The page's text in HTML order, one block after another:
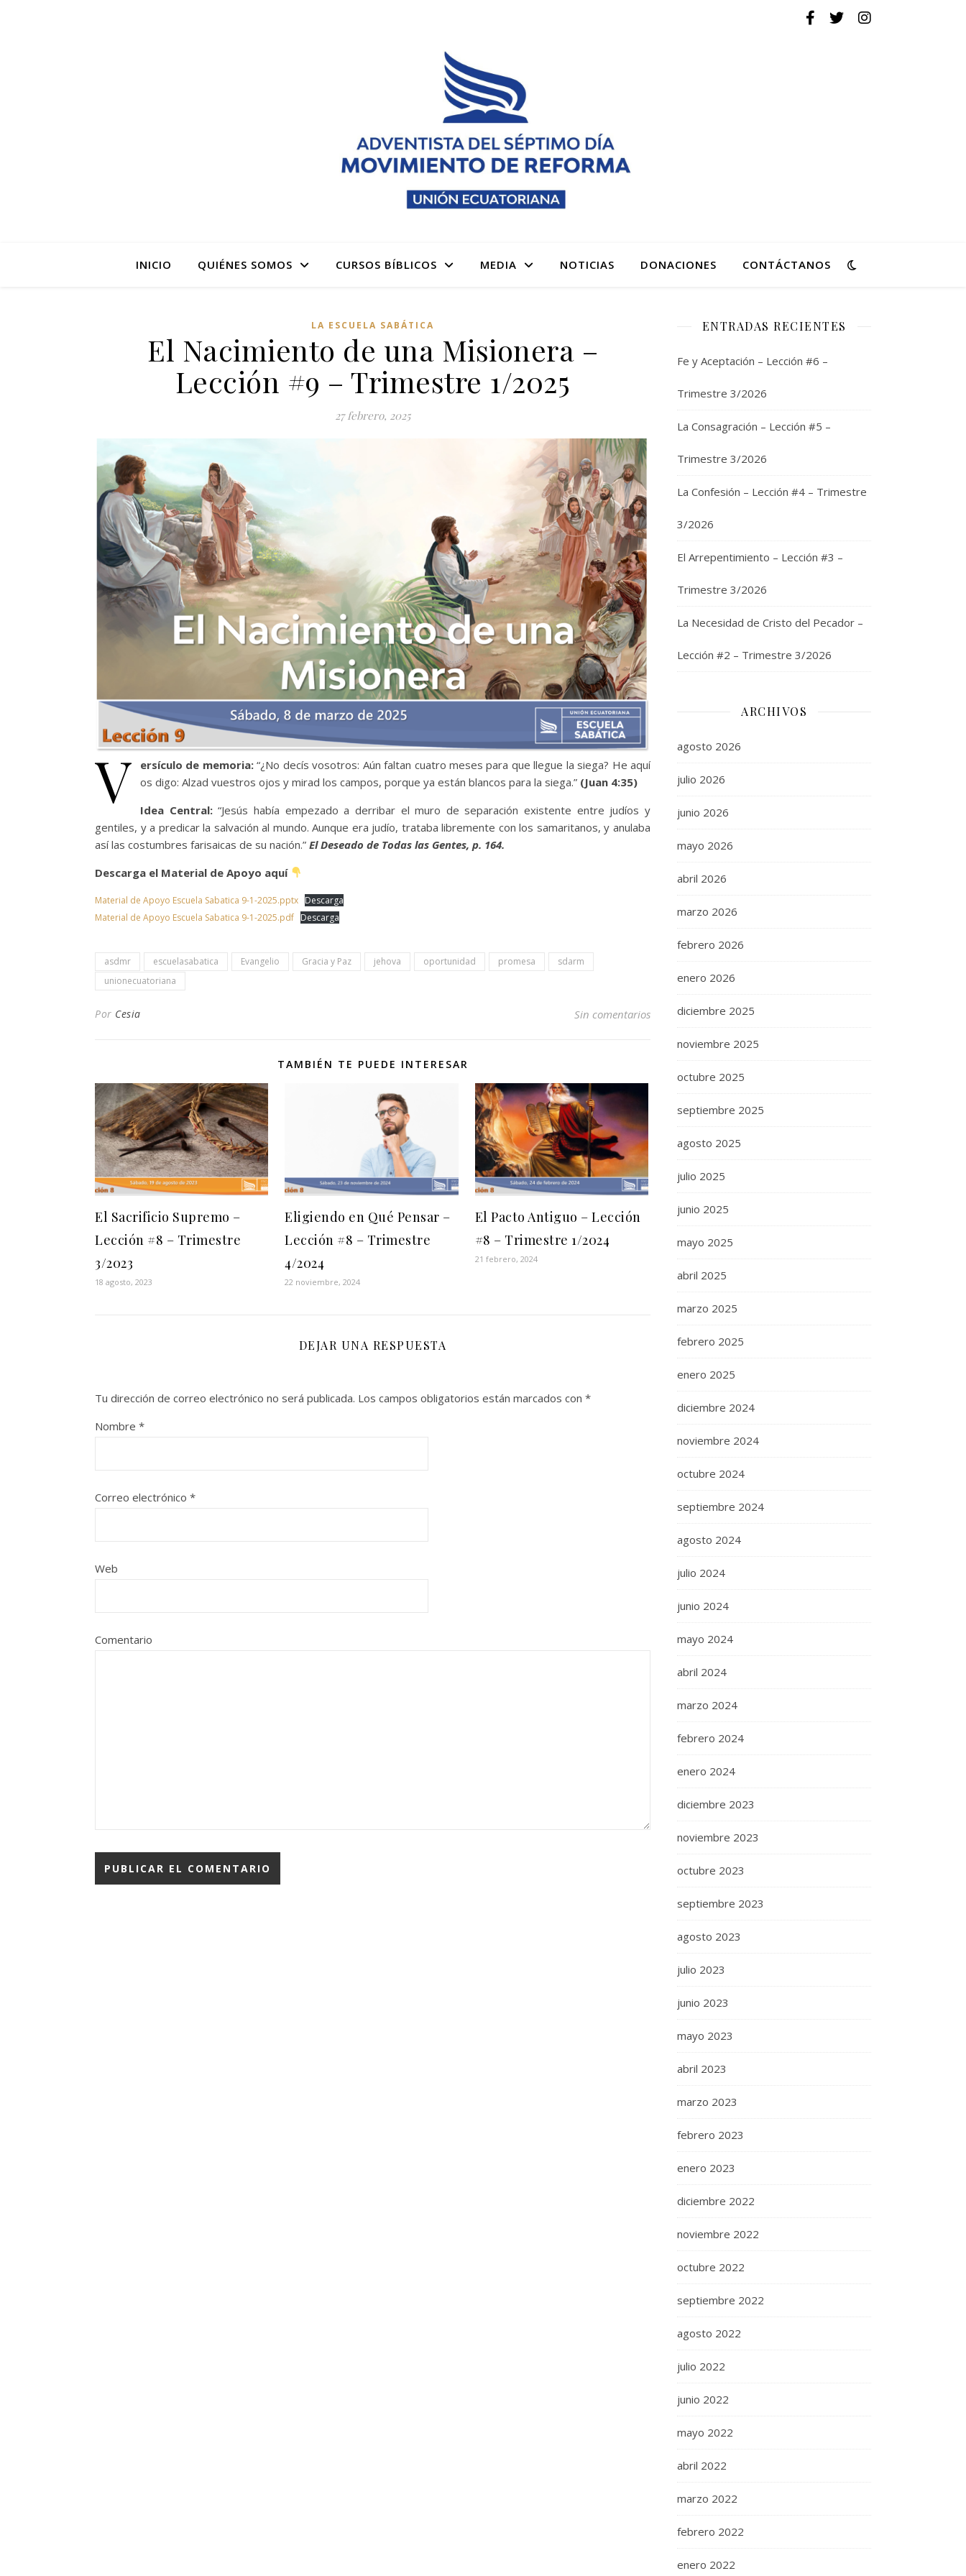
INICIO QUIÉNES SOMOS CURSOS BÍBLICOS MEDIA NOTICIAS DONACIONES CONTÁCTANOS
LA ESCUELA SABÁTICA
El Nacimiento de una Misionera –
Lección #9 – Trimestre 1/2025
27 febrero, 2025
V ersículo de memoria:“¿No decís vosotros: Aún faltan cuatro meses para que llegue la siega? He aquí
os digo: Alzad vuestros ojos y mirad los campos, porque ya están blancos para la siega.” (Juan 4:35)
Idea Central:“Jesús había empezado a derribar el muro de separación existente entre judíos y
gentiles, y a predicar la salvación al mundo. Aunque era judío, trataba libremente con los samaritanos, y anulaba
así las costumbres farisaicas de su nación.” El Deseado de Todas las Gentes, p. 164.
Descarga el Material de Apoyo aquí
Material de Apoyo Escuela Sabatica 9-1-2025.pptx Descarga
Material de Apoyo Escuela Sabatica 9-1-2025.pdf Descarga
asdmr escuelasabatica Evangelio Gracia y Paz jehova oportunidad promesa
sdarm
unionecuatoriana
Por Cesia Sin comentarios
TAMBIÉN TE PUEDE INTERESAR
El Sacrificio Supremo –
Lección #8 – Trimestre
3/2023
18 agosto, 2023
Eligiendo en Qué Pensar –
Lección #8 – Trimestre
4/2024
22 noviembre, 2024
El Pacto Antiguo – Lección
#8 – Trimestre 1/2024
21 febrero, 2024
DEJAR UNA RESPUESTA
Tu dirección de correo electrónico no será publicada. Los campos obligatorios están marcados con *
Nombre *
Correo electrónico *
Web
Comentario
ENTRADAS RECIENTES
Fe y Aceptación – Lección #6 –
Trimestre 3/2026
La Consagración – Lección #5 –
Trimestre 3/2026
La Confesión – Lección #4 – Trimestre
3/2026
El Arrepentimiento – Lección #3 –
Trimestre 3/2026
La Necesidad de Cristo del Pecador –
Lección #2 – Trimestre 3/2026
ARCHIVOS
agosto 2026
julio 2026
junio 2026
mayo 2026
abril 2026
marzo 2026
febrero 2026
enero 2026
diciembre 2025
noviembre 2025
octubre 2025
septiembre 2025
agosto 2025
julio 2025
junio 2025
mayo 2025
abril 2025
marzo 2025
febrero 2025
enero 2025
diciembre 2024
noviembre 2024
octubre 2024
septiembre 2024
agosto 2024
julio 2024
junio 2024
mayo 2024
abril 2024
marzo 2024
febrero 2024
enero 2024
diciembre 2023
noviembre 2023
octubre 2023
septiembre 2023
agosto 2023
julio 2023
junio 2023
mayo 2023
abril 2023
marzo 2023
febrero 2023
enero 2023
diciembre 2022
noviembre 2022
octubre 2022
septiembre 2022
agosto 2022
julio 2022
junio 2022
mayo 2022
abril 2022
marzo 2022
febrero 2022
enero 2022